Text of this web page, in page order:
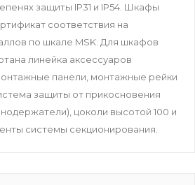
защиты IP31 и IP54. Шкафы
соответствия на
по шкале MSK. Для шкафов
линейка аксессуаров
панели, монтажные рейки
защиты от прикосновения
цоколи высотой 100 и
системы секционирования.